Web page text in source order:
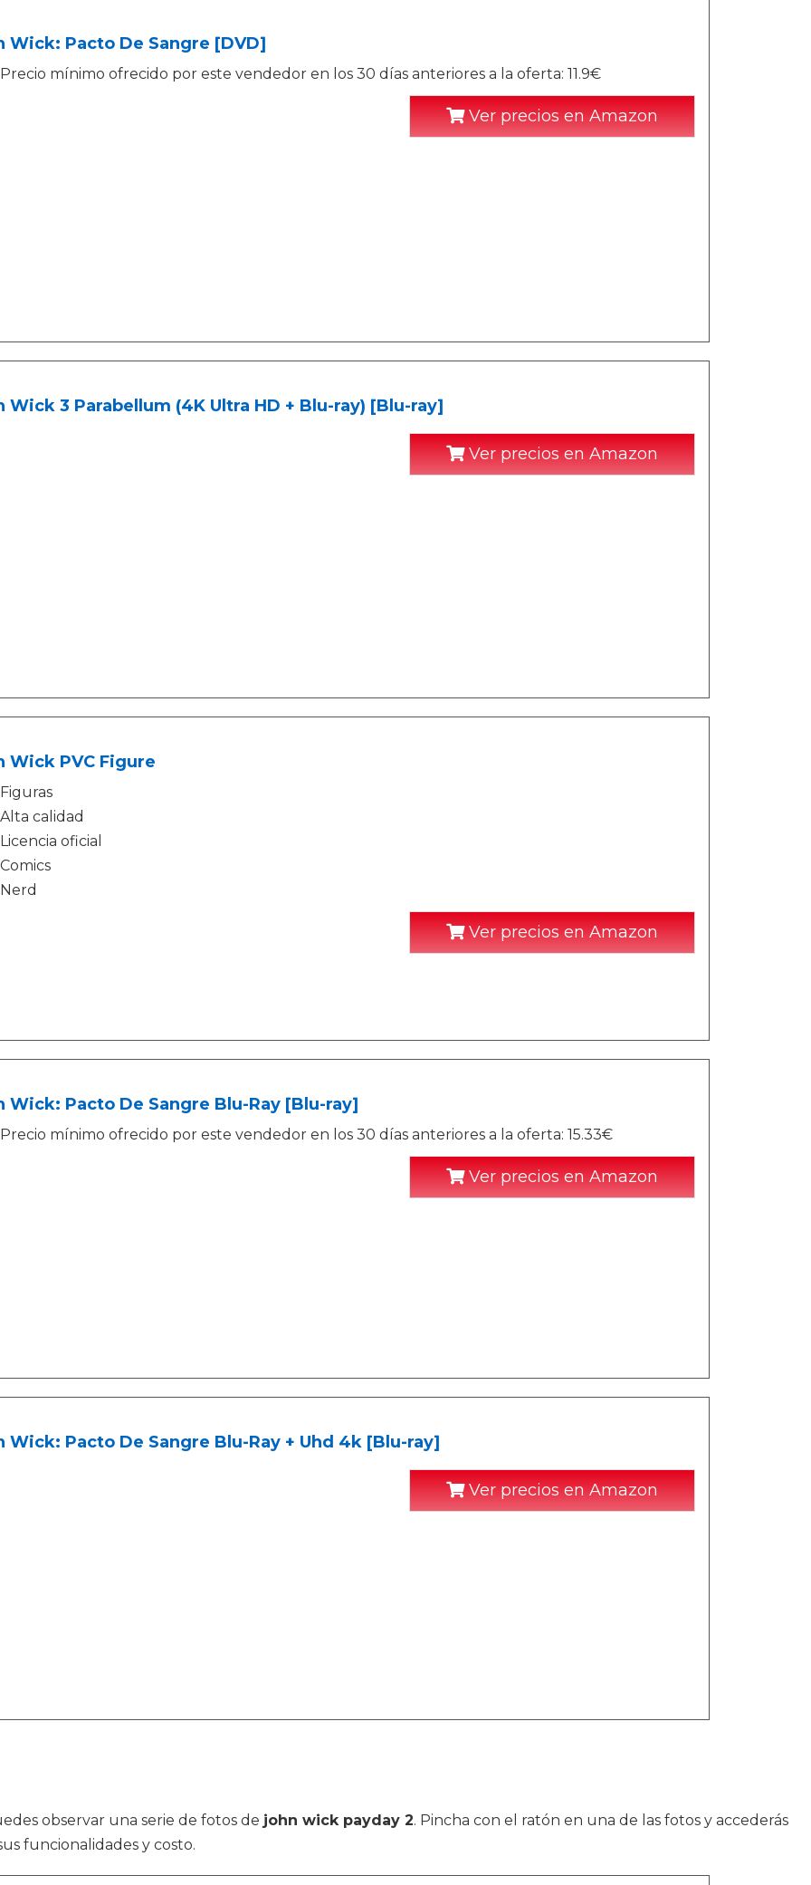
Wick: Pacto De Sangre [DVD]
Precio mínimo ofrecido por este vendedor en los 30 días anteriores a la oferta: 11.9€
Ver precios en Amazon
Wick 3 Parabellum (4K Ultra HD + Blu-ray) [Blu-ray]
Ver precios en Amazon
Wick PVC Figure
Figuras
Alta calidad
Licencia oficial
Comics
Nerd
Ver precios en Amazon
Wick: Pacto De Sangre Blu-Ray [Blu-ray]
Precio mínimo ofrecido por este vendedor en los 30 días anteriores a la oferta: 15.33€
Ver precios en Amazon
Wick: Pacto De Sangre Blu-Ray + Uhd 4k [Blu-ray]
Ver precios en Amazon
observar una serie de fotos de john wick payday 2. Pincha con el ratón en una de las fotos y accederás
funcionalidades y costo.